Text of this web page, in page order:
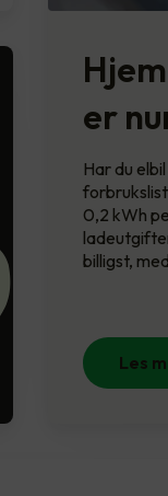
er
Har du
0,2 kWh
billigst,
Les